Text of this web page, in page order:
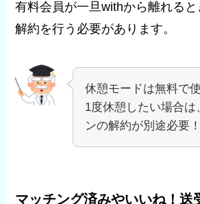
有料会員が一旦withから離れる
解約を行う必要があります。
休憩モードは無料で
1度休憩したい場合は
ンの解約が別途必要！
マッチング済みやいいね！送